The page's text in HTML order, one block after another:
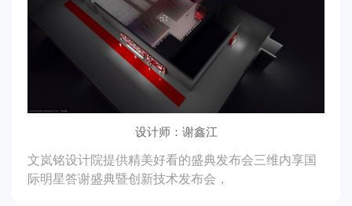
设计师：谢鑫江
文岚铭设计院提供精美好看的盛典发布会三维内享国
际明星答谢盛典暨创新技术发布会，